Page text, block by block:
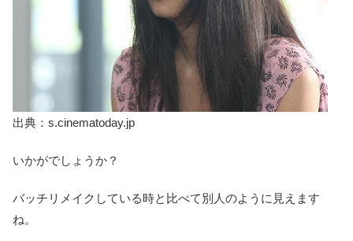
出典：s.cinematoday.jp
いかがでしょうか？
バッチリメイクしている時と比べて別人のように見えます
ね。